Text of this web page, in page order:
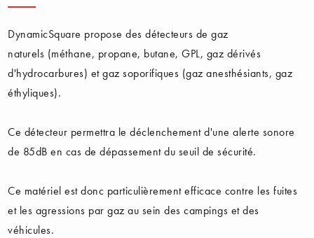
DynamicSquare propose des détecteurs de gaz
naturels (méthane, propane, butane, GPL, gaz dérivés
d'hydrocarbures) et gaz soporifiques (gaz anesthésiants, gaz
éthyliques).
Ce détecteur permettra le déclenchement d'une alerte sonore
de 85dB en cas de dépassement du seuil de sécurité.
Ce matériel est donc particulièrement efficace contre les fuites
et les agressions par gaz au sein des campings et des
véhicules.